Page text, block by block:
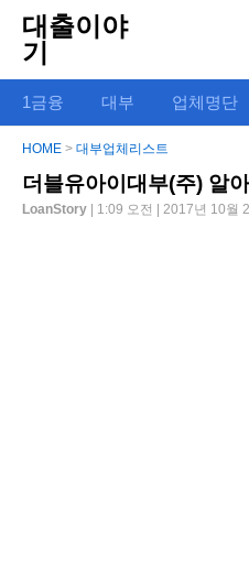
대출이야
기
1금융 대부 업체명단
HOME > 대부업체리스트
더블유아이대부(주) 알
LoanStory | 1:09 오전 | 2017년 10월